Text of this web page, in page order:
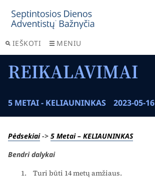
IEŠKOTI MENIU
REIKALAVIMAI
5 METAI - KELIAUNINKAS 2023-05-16
Pėdsekiai-> 5 Metai – KELIAUNINKAS
Bendri dalykai
Turi būti 14 metų amžiaus.